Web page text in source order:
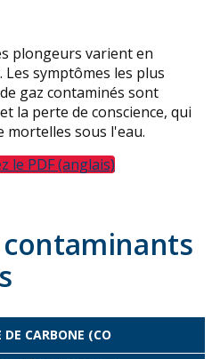
plongeurs varient en
symptômes les plus
gaz contaminés sont
la perte de conscience, qui
mortelles sous l'eau.
le PDF (anglais)
contaminants
DE CARBONE (CO